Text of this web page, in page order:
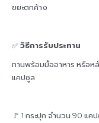
ขยะตกค้าง
✅วิธีการรับประทาน
ทานพร้อมมื้ออาหาร หรือห
แคปซูล
🚩 1 กระปุก จำนวน 90 แค